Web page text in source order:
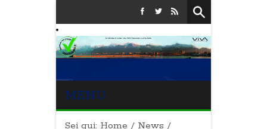
MENU
Sei qui: Home / News /